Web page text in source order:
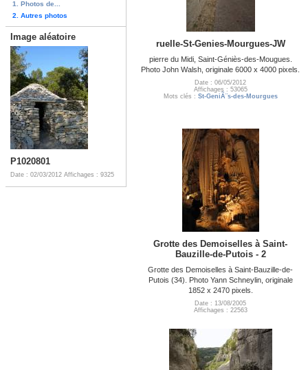
1. Photos de...
2. Autres photos
Image aléatoire
P1020801
Date : 02/03/2012 Affichages : 9325
ruelle-St-Genies-Mourgues-JW
pierre du Midi, Saint-Géniès-des-Mougues.
Photo John Walsh, originale 6000 x 4000 pixels.
Date : 06/05/2012
Affichages : 53065
Mots clés : St-GeniÃ¨s-des-Mourgues
Grotte des Demoiselles à Saint-
Bauzille-de-Putois - 2
Grotte des Demoiselles à Saint-Bauzille-de-
Putois (34). Photo Yann Schneylin, originale
1852 x 2470 pixels.
Date : 13/08/2005
Affichages : 22563